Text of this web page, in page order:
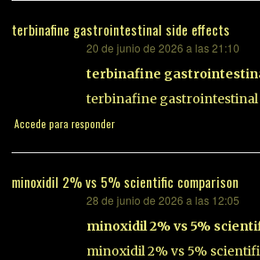
terbinafine gastrointestinal side effects
20 de junio de 2026 a las 21:10
terbinafine
terbinafine gastrointestinal
Accede para responder
minoxidil 2% vs 5% scientific comparison
28 de junio de 2026 a las 12:05
minoxidil 2% vs 5%
minoxidil 2% vs 5%